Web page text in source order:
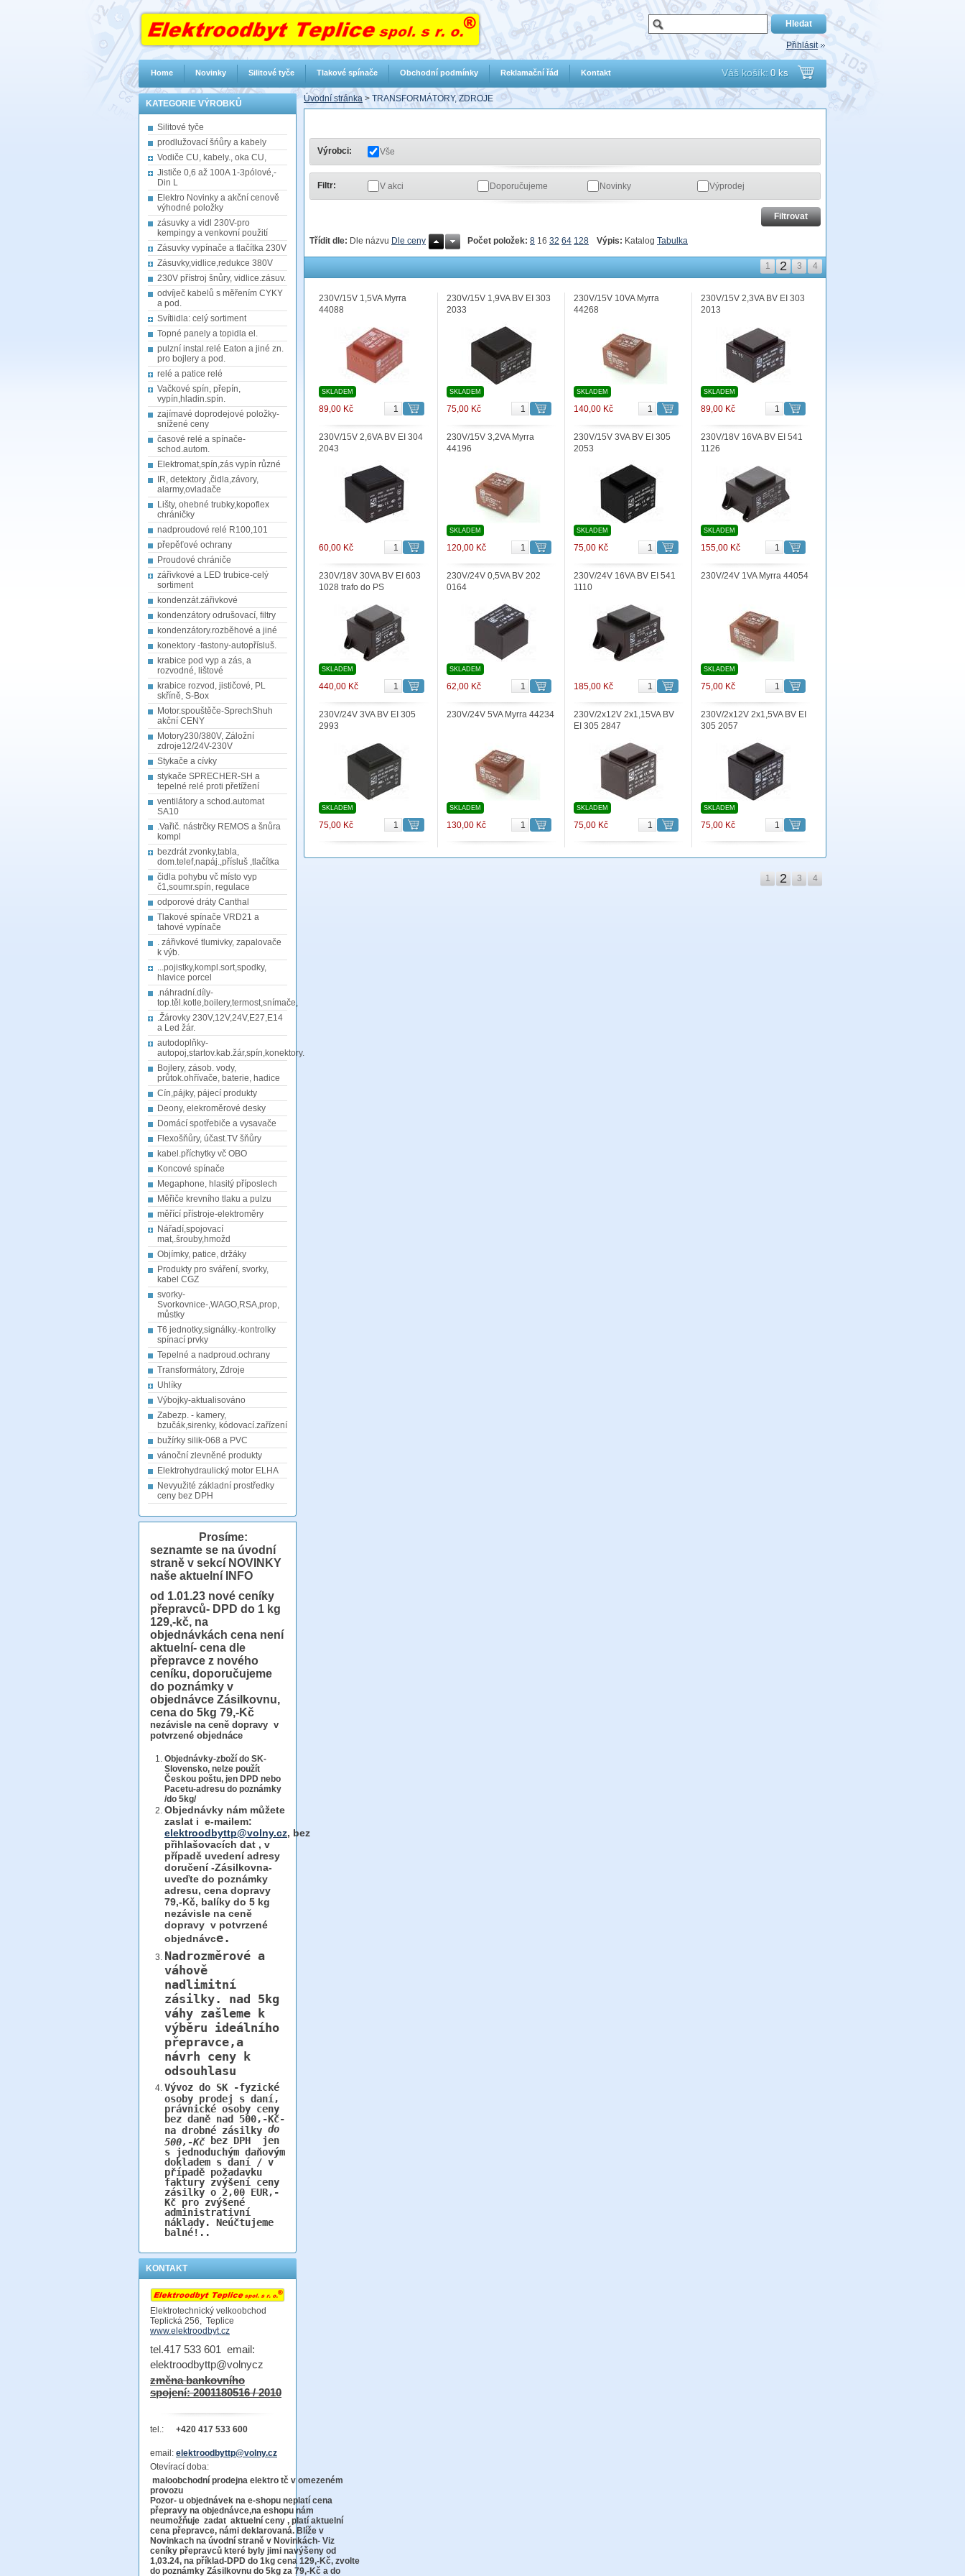
Váš košík: 0 ks
KATEGORIE VÝROBKŮ
Silitové tyče
prodlužovací šńůry a kabely
Vodiče CU, kabely., oka CU,
Jističe 0,6 až 100A 1-3pólové,-
Din L
Elektro Novinky a akční cenově
výhodné položky
zásuvky a vidl 230V-pro
kempingy a venkovní použití
Zásuvky vypínače a tlačítka 230V
Zásuvky,vidlice,redukce 380V
230V přístroj šnůry, vidlice.zásuv.
odvíječ kabelů s měřením CYKY
a pod.
Svítiidla: celý sortiment
Topné panely a topidla el.
pulzní instal.relé Eaton a jiné zn.
pro bojlery a pod.
relé a patice relé
Vačkové spín, přepín,
vypín,hladin.spín.
zajímavé doprodejové položky-
snížené ceny
časové relé a spínače-
schod.autom.
Elektromat,spín,zás vypín různé
IR, detektory ,čidla,závory,
alarmy,ovladače
Lišty, ohebné trubky,kopoflex
chráničky
nadproudové relé R100,101
přepěťové ochrany
Proudové chrániče
zářivkové a LED trubice-celý
sortiment
kondenzát.zářivkové
kondenzátory odrušovací, filtry
kondenzátory.rozběhové a jiné
konektory -fastony-autopřísluš.
krabice pod vyp a zás, a
rozvodné, lištové
krabice rozvod, jističové, PL
skříně, S-Box
Motor.spouštěče-SprechShuh
akční CENY
Motory230/380V, Záložní
zdroje12/24V-230V
Stykače a cívky
stykače SPRECHER-SH a
tepelné relé proti přetížení
ventilátory a schod.automat
SA10
.Vařič. nástrčky REMOS a šnůra
kompl
bezdrát zvonky,tabla,
dom.telef,napáj.,přísluš ,tlačítka
čidla pohybu vč místo vyp
č1,soumr.spín, regulace
odporové dráty Canthal
Tlakové spínače VRD21 a
tahové vypínače
. zářivkové tlumivky, zapalovače
k výb.
...pojistky,kompl.sort,spodky,
hlavice porcel
.náhradní.díly-
top.těl.kotle,boilery,termost,snímače,
.Žárovky 230V,12V,24V,E27,E14
a Led žár.
autodoplňky-
autopoj,startov.kab.žár,spín,konektory.
Bojlery, zásob. vody,
průtok.ohřívače, baterie, hadice
Cín,pájky, pájecí produkty
Deony, elekroměrové desky
Domácí spotřebiče a vysavače
Flexošňůry, účast.TV šňůry
kabel.příchytky vč OBO
Koncové spínače
Megaphone, hlasitý příposlech
Měřiče krevního tlaku a pulzu
měřící přístroje-elektroměry
Nářadí,spojovací
mat,.šrouby,hmožd
Objímky, patice, držáky
Produkty pro sváření, svorky,
kabel CGZ
svorky-
Svorkovnice-,WAGO,RSA,prop,
můstky
T6 jednotky,signálky.-kontrolky
spínací prvky
Tepelné a nadproud.ochrany
Transformátory, Zdroje
Uhlíky
Výbojky-aktualisováno
Zabezp. - kamery,
bzučák,sirenky, kódovací.zařízení
bužírky silik-068 a PVC
vánoční zlevněné produkty
Elektrohydraulický motor ELHA
Nevyužité základní prostředky
ceny bez DPH
Přihlásit
Prosíme:
seznamte se na úvodní
straně v sekcí NOVINKY
naše aktuelní INFO
od 1.01.23 nové ceníky
přepravců- DPD do 1 kg
129,-kč, na
objednávkách cena není
aktuelní- cena dle
přepravce z nového
ceníku, doporučujeme
do poznámky v
objednávce Zásilkovnu,
cena do 5kg 79,-Kč
nezávisle na ceně dopravy v
potvrzené objednáce
Objednávky-zboží do SK-
Slovensko, nelze použít
Českou poštu, jen DPD nebo
Pacetu-adresu do poznámky
/do 5kg/
Objednávky nám můžete
zaslat i e-mailem:
elektroodbyttp@volny.cz, bez
přihlašovacích dat , v
případě uvedení adresy
doručení -Zásilkovna-
uveďte do poznámky
adresu, cena dopravy
79,-Kč, balíky do 5 kg
nezávisle na ceně
dopravy v potvrzené
objednávce.
Nadrozměrové a
váhově
nadlimitní
zásilky. nad 5kg
váhy zašleme k
výběru ideálního
přepravce,a
návrh ceny k
odsouhlasu
Vývoz do SK -fyzické
osoby prodej s daní,
právnické osoby ceny
bez daně nad 500,-Kč-
na drobné zásilky do
500,-Kčbez DPH jen
s jednoduchým daňovým
dokladem s daní / v
případě požadavku
faktury zvýšení ceny
zásilky o 2,00 EUR,-
Kč pro zvýšené
administrativní
náklady. Neúčtujeme
balné!..
KONTAKT
Elektrotechnický velkoobchod
Teplická 256, Teplice
www.elektroodbyt.cz
tel.417 533 601 email:
elektroodbyttp@volnycz
změna bankovního
spojení: 2001180516 / 2010
tel.: +420 417 533 600
email: elektroodbyttp@volny.cz
Otevírací doba:
maloobchodní prodejna elektro tč v omezeném
provozu
Pozor- u objednávek na e-shopu neplatí cena
přepravy na objednávce,na eshopu nám
neumožňuje zadat aktuelní ceny , platí aktuelní
cena přepravce, námi deklarovaná. Blíže v
Novinkach na úvodní straně v Novinkách- Viz
ceníky přepravců které byly jimi navýšeny od
1,03.24, na příklad-DPD do 1kg cena 129,-Kč, zvolte
do poznámky Zásilkovnu do 5kg za 79,-Kč a do
Úvodní stránka > TRANSFORMÁTORY, ZDROJE
Výrobci: Vše
Filtr: V akci Doporučujeme Novinky Výprodej
Třídit dle: Dle názvu Dle ceny Počet položek: 8 16 32 64 128 Výpis: Katalog Tabulka
230V/15V 1,5VA Myrra
44088
SKLADEM
89,00 Kč
230V/15V 1,9VA BV EI 303
2033
SKLADEM
75,00 Kč
230V/15V 10VA Myrra
44268
SKLADEM
140,00 Kč
230V/15V 2,3VA BV EI 303
2013
SKLADEM
89,00 Kč
230V/15V 2,6VA BV EI 304
2043
60,00 Kč
230V/15V 3,2VA Myrra
44196
SKLADEM
120,00 Kč
230V/15V 3VA BV EI 305
2053
SKLADEM
75,00 Kč
230V/18V 16VA BV EI 541
1126
SKLADEM
155,00 Kč
230V/18V 30VA BV EI 603
1028 trafo do PS
SKLADEM
440,00 Kč
230V/24V 0,5VA BV 202
0164
SKLADEM
62,00 Kč
230V/24V 16VA BV EI 541
1110
185,00 Kč
230V/24V 1VA Myrra 44054
SKLADEM
75,00 Kč
230V/24V 3VA BV EI 305
2993
SKLADEM
75,00 Kč
230V/24V 5VA Myrra 44234
SKLADEM
130,00 Kč
230V/2x12V 2x1,15VA BV
EI 305 2847
SKLADEM
75,00 Kč
230V/2x12V 2x1,5VA BV EI
305 2057
SKLADEM
75,00 Kč
1 2 3 4
1 2 3 4
Home Novinky Silitové tyče Tlakové spínače Obchodní podmínky Reklamační řád Kontakt